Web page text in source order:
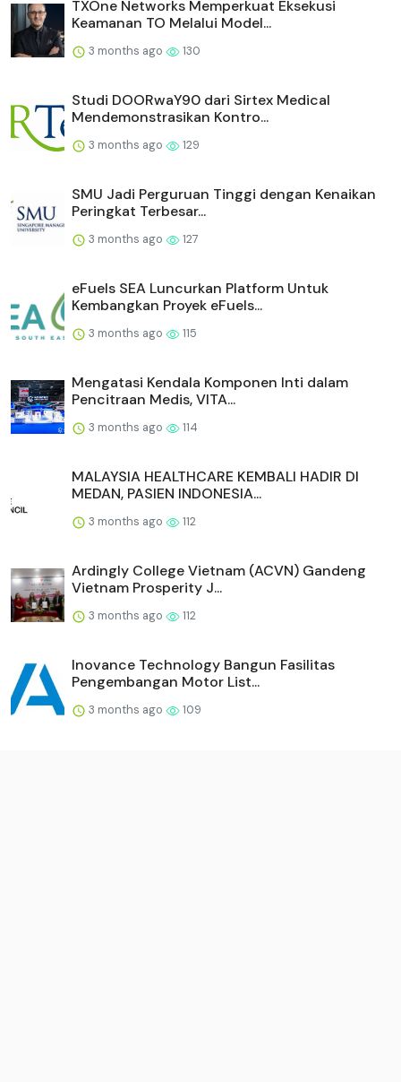
TXOne Networks Memperkuat Eksekusi
Keamanan TO Melalui Model...
3 months ago 130
Studi DOORwaY90 dari Sirtex Medical
Mendemonstrasikan Kontro...
3 months ago 129
SMU Jadi Perguruan Tinggi dengan Kenaikan
Peringkat Terbesar...
3 months ago 127
eFuels SEA Luncurkan Platform Untuk
Kembangkan Proyek eFuels...
3 months ago 115
Mengatasi Kendala Komponen Inti dalam
Pencitraan Medis, VITA...
3 months ago 114
MALAYSIA HEALTHCARE KEMBALI HADIR DI
MEDAN, PASIEN INDONESIA...
3 months ago 112
Ardingly College Vietnam (ACVN) Gandeng
Vietnam Prosperity J...
3 months ago 112
Inovance Technology Bangun Fasilitas
Pengembangan Motor List...
3 months ago 109